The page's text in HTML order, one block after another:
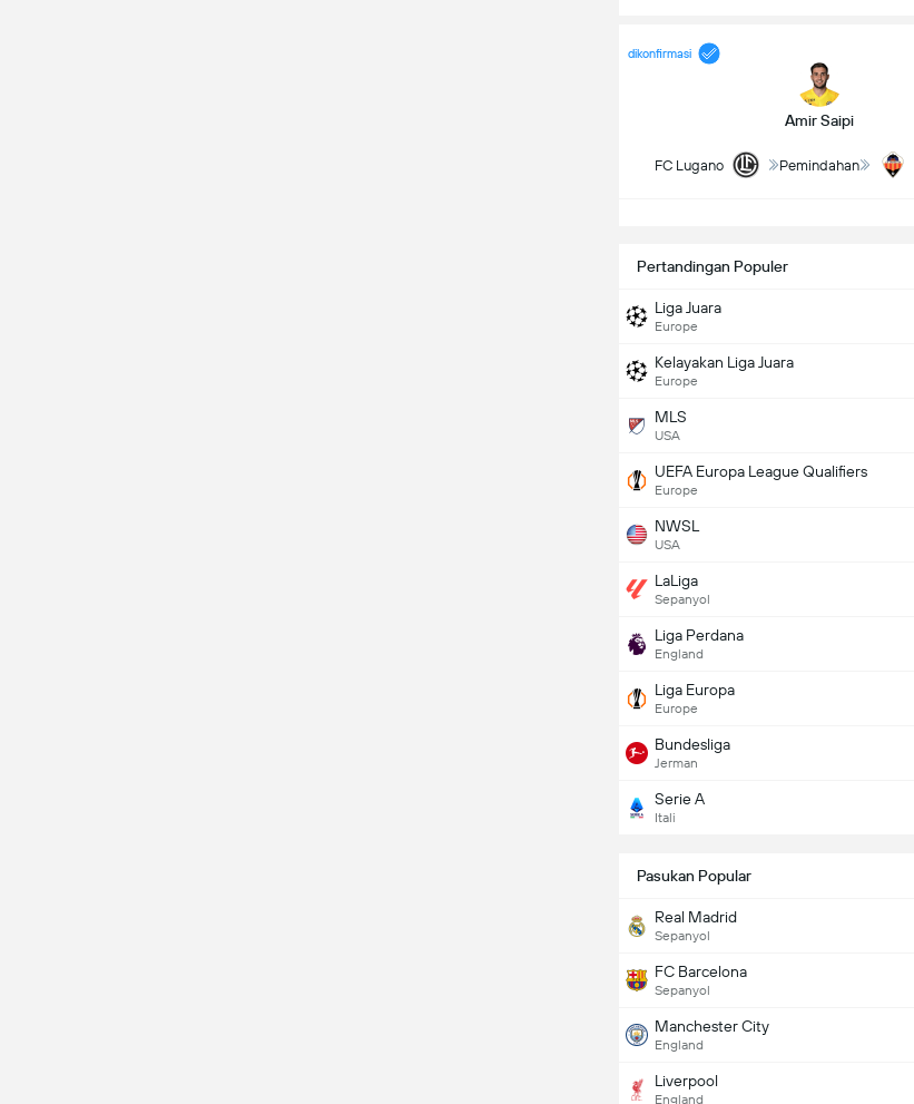
dikonfirmasi
Amir Saipi
FC Lugano Pemindahan
Pertandingan Populer
Liga Juara
Europe
Kelayakan Liga Juara
Europe
MLS
USA
UEFA Europa League Qualifiers
Europe
NWSL
USA
LaLiga
Sepanyol
Liga Perdana
England
Liga Europa
Europe
Bundesliga
Jerman
Serie A
Itali
Pasukan Popular
Real Madrid
Sepanyol
FC Barcelona
Sepanyol
Manchester City
England
Liverpool
England